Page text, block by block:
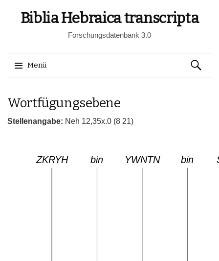
Biblia Hebraica transcripta
Forschungsdatenbank 3.0
Menü
zum
Suchen
nach:
Wortfügungsebene
Stellenangabe: Neh 12,35x.0 (8 21)